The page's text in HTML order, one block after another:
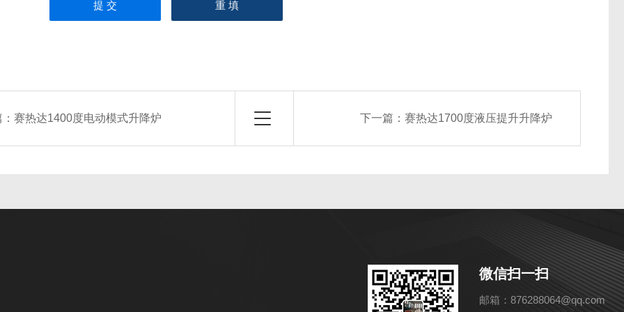
：赛热达1400度电动模式升降炉 下一篇： 赛热达1700度液压提升升降炉
微信扫一扫
邮箱：876288064@qq.com